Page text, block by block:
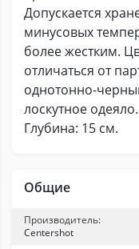
Допускается
минусовых
более жестким.
отличаться от
однотонно-
лоскутное
Глубина: 15 см.
Общие
Производитель:
Centershot